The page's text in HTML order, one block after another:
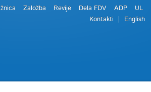
Založba Revije Dela FDV ADP
UL
Kontakti
English